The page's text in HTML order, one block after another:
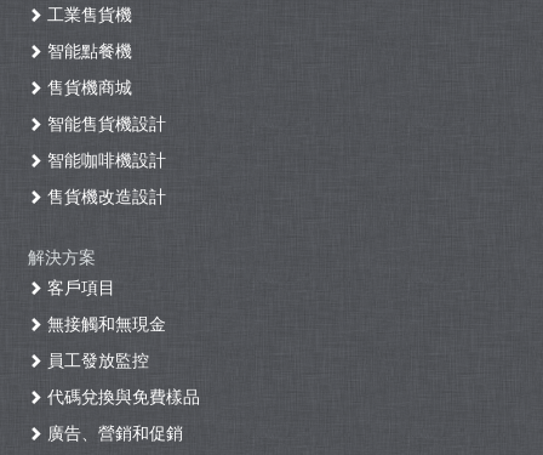
工業售貨機
智能點餐機
售貨機商城
智能售貨機設計
智能咖啡機設計
售貨機改造設計
解決方案
客戶項目
無接觸和無現金
員工發放監控
代碼兌換與免費樣品
廣告、營銷和促銷